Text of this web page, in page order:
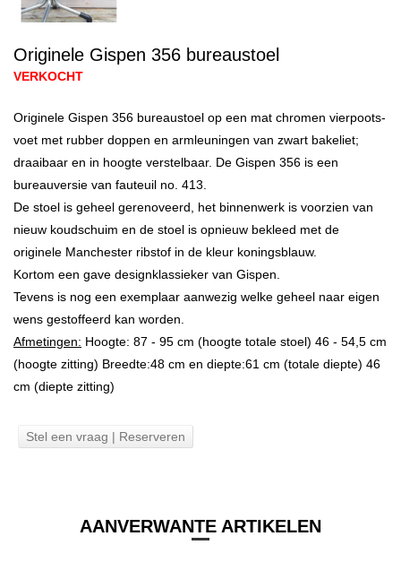
Originele Gispen 356 bureaustoel
VERKOCHT
Originele Gispen 356 bureaustoel op een mat chromen vierpoots-
voet met rubber doppen en armleuningen van zwart bakeliet;
draaibaar en in hoogte verstelbaar. De Gispen 356 is een
bureauversie van fauteuil no. 413.
De stoel is geheel gerenoveerd, het binnenwerk is voorzien van
nieuw koudschuim en de stoel is opnieuw bekleed met de
originele Manchester ribstof in de kleur koningsblauw.
Kortom een gave designklassieker van Gispen.
Tevens is nog een exemplaar aanwezig welke geheel naar eigen
wens gestoffeerd kan worden.
Afmetingen: Hoogte: 87 - 95 cm (hoogte totale stoel) 46 - 54,5 cm
(hoogte zitting) Breedte:48 cm en diepte:61 cm (totale diepte) 46
cm (diepte zitting)
Stel een vraag | Reserveren
AANVERWANTE ARTIKELEN